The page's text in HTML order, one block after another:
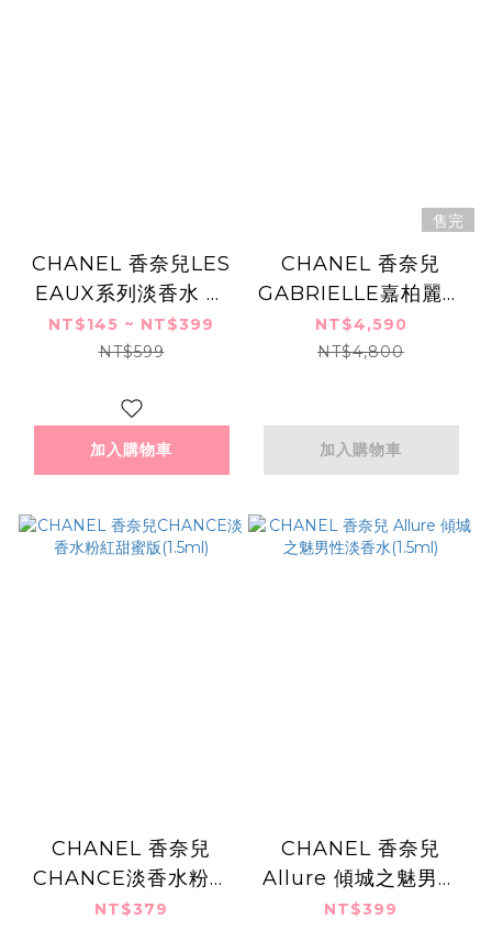
CHANEL 香奈兒LES
EAUX系列淡香水 巴
黎(1.5ml)-多款可選
NT$145 ~ NT$399
NT$599
加入購物車
售完
CHANEL 香奈兒
GABRIELLE嘉柏麗香
水(50ml)-國際版
NT$4,590
NT$4,800
加入購物車
CHANEL 香奈兒
CHANCE淡香水粉紅
甜蜜版(1.5ml)
NT$379
CHANEL 香奈兒
Allure 傾城之魅男性
淡香水(1.5ml)
NT$399